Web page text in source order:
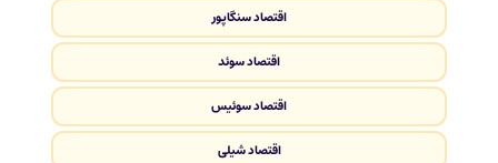
اقتصاد سنگاپور
اقتصاد سوئد
اقتصاد سوئیس
اقتصاد شیلی